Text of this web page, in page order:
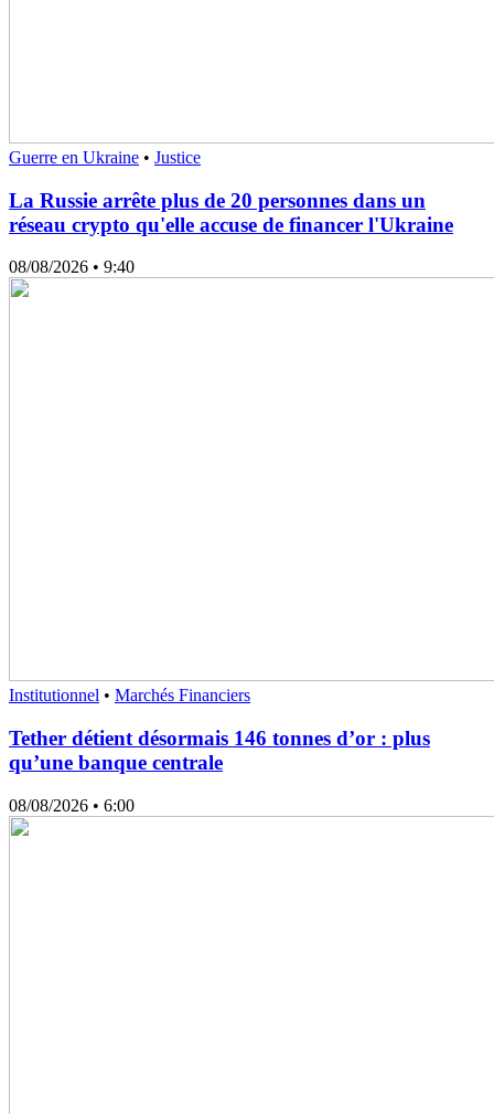
Guerre en Ukraine • Justice
La Russie arrête plus de 20 personnes dans un
réseau crypto qu'elle accuse de financer l'Ukraine
08/08/2026 • 9:40
Institutionnel • Marchés Financiers
Tether détient désormais 146 tonnes d’or : plus
qu’une banque centrale
08/08/2026 • 6:00